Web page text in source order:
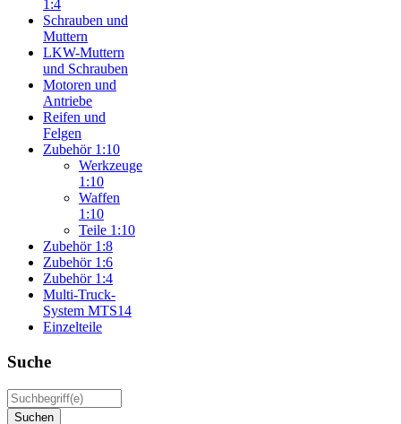
1:4
Schrauben und
Muttern
LKW-Muttern
und Schrauben
Motoren und
Antriebe
Reifen und
Felgen
Zubehör 1:10
Werkzeuge
1:10
Waffen
1:10
Teile 1:10
Zubehör 1:8
Zubehör 1:6
Zubehör 1:4
Multi-Truck-
System MTS14
Einzelteile
Suche